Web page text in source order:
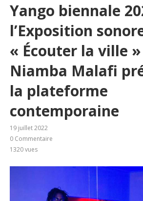
Yango biennale
l’Exposition
« Écouter la ville
Niamba Malafi
la plateforme
contemporaine
19 juillet 2022
0 Commentaire
1320vues